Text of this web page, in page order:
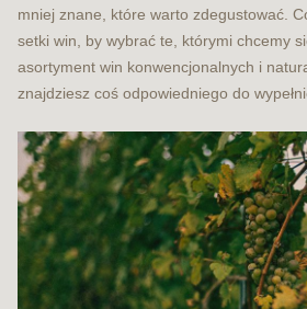
mniej znane, które warto zdegustować.
setki win, by wybrać te, którymi chcemy
asortyment win konwencjonalnych i
znajdziesz coś odpowiedniego do